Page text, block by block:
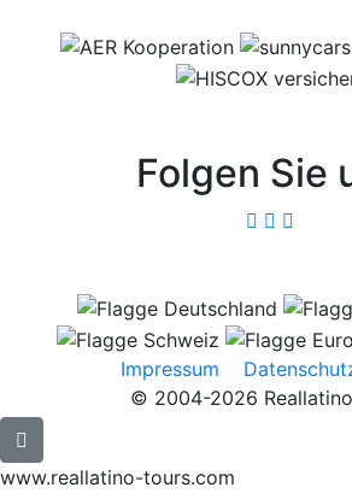
Folgen Sie
Impressum
© 2004-2026
www.reallatino-tours.com